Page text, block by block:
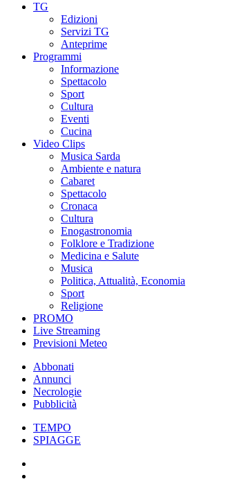
TG
Edizioni
Servizi TG
Anteprime
Programmi
Informazione
Spettacolo
Sport
Cultura
Eventi
Cucina
Video Clips
Musica Sarda
Ambiente e natura
Cabaret
Spettacolo
Cronaca
Cultura
Enogastronomia
Folklore e Tradizione
Medicina e Salute
Musica
Politica, Attualità, Economia
Sport
Religione
PROMO
Live Streaming
Previsioni Meteo
Abbonati
Annunci
Necrologie
Pubblicità
TEMPO
SPIAGGE